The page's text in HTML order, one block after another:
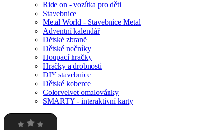
Ride on - vozítka pro děti
Stavebnice
Metal World - Stavebnice Metal
Adventní kalendář
Dětské zbraně
Dětské nočníky
Houpací hračky
Hračky a drobnosti
DIY stavebnice
Dětské koberce
Colorvelvet omalovánky
SMARTY - interaktivní karty